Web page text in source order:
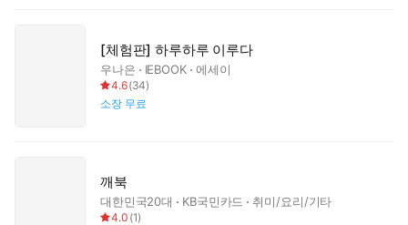
[체험판] 하루하루 이루다
우나은 IEBOOK 에세이
4.6(34)
소장 무료
깨북
대한민국20대 KB국민카드 취미/요리/기타
4.0 (1)